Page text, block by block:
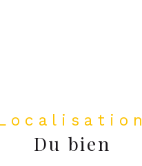
Localisation
Du bien